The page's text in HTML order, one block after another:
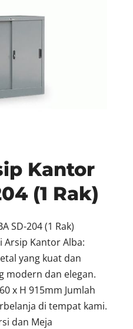
Kantor
(1 Rak)
SD-204 (1 Rak)
Arsip Kantor Alba:
yang kuat dan
modern dan elegan.
x H 915mm Jumlah
di tempat kami.
dan Meja